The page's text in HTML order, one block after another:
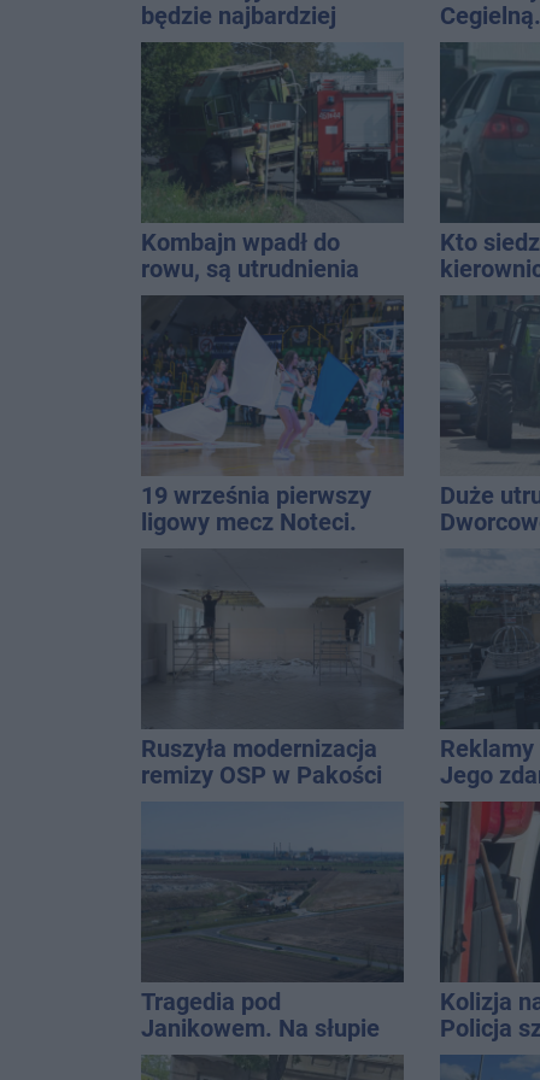
będzie najbardziej
uniwersalny? Modele,
które pasują do wielu
stylizacji
remontu
Kombajn wpadł do
rowu, są utrudnienia
Kto
19 września pierwszy
ligowy mecz Noteci.
Znamy cały terminarz
Duże
ciągnika
Ruszyła modernizacja
remizy OSP w Pakości
Jego
Wroński
[akt.]
Tragedia pod
Janikowem. Na słupie
energetycznym
Kolizja
Policja
Golfa